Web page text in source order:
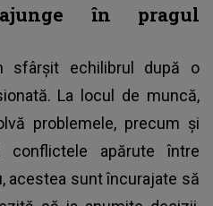
în pragul
sfârșit echilibrul după o
La locul de muncă,
problemele, precum și
conflictele apărute între
acestea sunt încurajate să